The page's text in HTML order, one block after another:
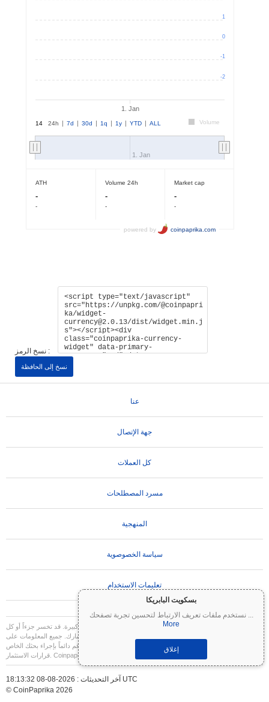
بسكويت البابريكا
نستخدم ملفات تعريف الارتباط لتحسين تجربة تصفحك ...
More
إغلاق
نسخ الرمز :
نسخ إلى الحافظة
عنا
جهة الإتصال
كل العملات
مسرد المصطلحات
المنهجية
سياسة الخصوصوية
تعليمات الاستخدام
العملات المشفرة شديدة التقلب وتنطوي على مخاطر كبيرة. قد تخسر جزءاً أو كل
استثمارك. جميع المعلومات على Coinpaprika مقدمة لأغراض إعلامية فقط ولا تشكل نصيحة
مالية أو استثمارية. قم دائماً بإجراء بحثك الخاص (DYOR) واستشر مستشاراً مالياً مؤهلاً قبل اتخاذ
آخر التحديثات : 2026-08-08 18:13:32 UTC
© CoinPaprika 2026